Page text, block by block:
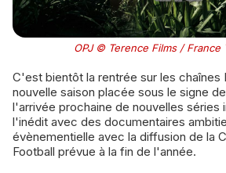
OPJ © Terence Films / France
C'est bientôt la rentrée sur les chaînes La 1ère ! Une
nouvelle saison placée sous le signe
l'arrivée prochaine de nouvelles séries
l'inédit avec des documentaires
évènementielle avec la diffusion de la
Football prévue à la fin de l'année.